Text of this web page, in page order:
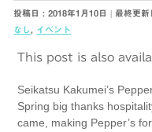
投稿日 : 2018年1月10日 最終更新
なし
イベント
This post is also
Seikatsu Kakumei’s
Spring big thanks
came, making Pepper’s